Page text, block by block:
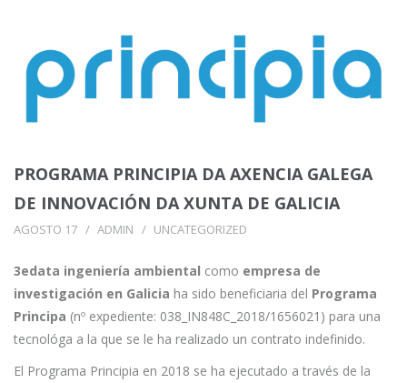
PROGRAMA PRINCIPIA DA AXENCIA GALEGA
DE INNOVACIÓN DA XUNTA DE GALICIA
AGOSTO 17 ADMIN UNCATEGORIZED
3edata ingeniería ambiental como empresa de
investigación en Galicia ha sido beneficiaria del Programa
Principa (nº expediente: 038_IN848C_2018/1656021) para una
tecnológa a la que se le ha realizado un contrato indefinido.
El Programa Principia en 2018 se ha ejecutado a través de la